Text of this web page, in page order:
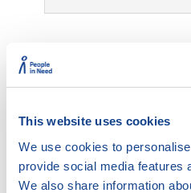
This website uses cookies
We use cookies to
provide social media features
We also share information
10.5.3. Odstoupení od
Tento obsah již není